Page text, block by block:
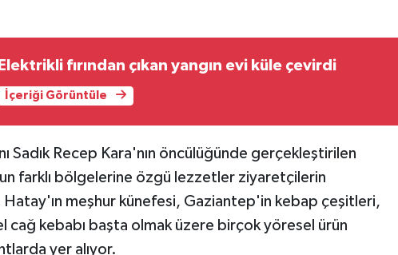
Elektrikli fırından çıkan yangın evi küle çevirdi
İçeriği Görüntüle
Sadık Recep Kara'nın öncülüğünde gerçekleştirilen
farklı bölgelerine özgü lezzetler ziyaretçilerin
Hatay'ın meşhur künefesi, Gaziantep'in kebap çeşitleri,
cağ kebabı başta olmak üzere birçok yöresel ürün
yer alıyor.